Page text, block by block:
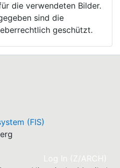
die verwendeten Bilder.
sind die
geschützt.
(FIS)
Log In (Z/ARCH)